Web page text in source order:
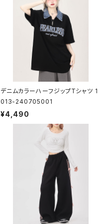
デニムカラーハーフジップTシャツ 1
013-240705001
¥4,490